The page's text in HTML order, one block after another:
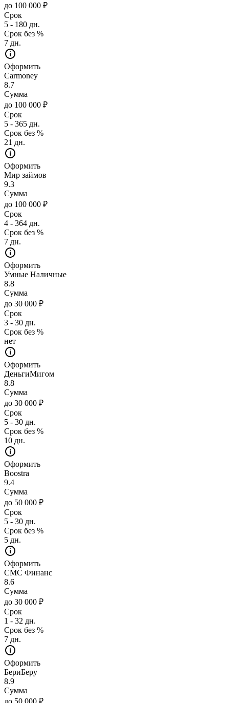
до 100 000 ₽
Срок
5 - 180 дн.
Срок без %
7 дн.
Оформить
Carmoney
8.7
Сумма
до 100 000 ₽
Срок
5 - 365 дн.
Срок без %
21 дн.
Оформить
Мир займов
9.3
Сумма
до 100 000 ₽
Срок
4 - 364 дн.
Срок без %
7 дн.
Оформить
Умные Наличные
8.8
Сумма
до 30 000 ₽
Срок
3 - 30 дн.
Срок без %
нет
Оформить
ДеньгиМигом
8.8
Сумма
до 30 000 ₽
Срок
5 - 30 дн.
Срок без %
10 дн.
Оформить
Boostra
9.4
Сумма
до 50 000 ₽
Срок
5 - 30 дн.
Срок без %
5 дн.
Оформить
СМС Финанс
8.6
Сумма
до 30 000 ₽
Срок
1 - 32 дн.
Срок без %
7 дн.
Оформить
БериБеру
8.9
Сумма
до 50 000 ₽